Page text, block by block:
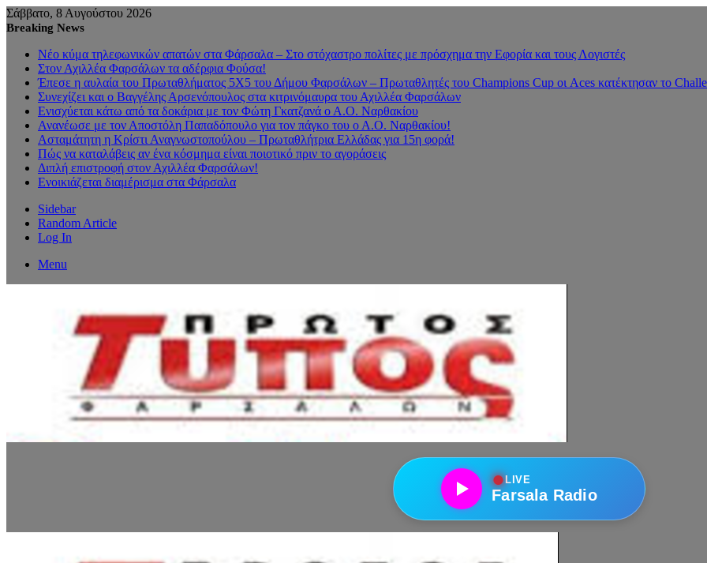
Σάββατο, 8 Αυγούστου 2026
Breaking News
Νέο κύμα τηλεφωνικών απατών στα Φάρσαλα – Στο στόχαστρο πολίτες με πρόσχημα την Εφορία και τους Λογιστές
Στον Αχιλλέα Φαρσάλων τα αδέρφια Φούσα!
Έπεσε η αυλαία του Πρωταθλήματος 5Χ5 του Δήμου Φαρσάλων – Πρωταθλητές του Champions Cup οι Aces κατέκτησαν το
Συνεχίζει και ο Βαγγέλης Αρσενόπουλος στα κιτρινόμαυρα του Αχιλλέα Φαρσάλων
Ενισχύεται κάτω από τα δοκάρια με τον Φώτη Γκατζανά ο Α.Ο. Ναρθακίου
Ανανέωσε με τον Αποστόλη Παπαδόπουλο για τον πάγκο του ο Α.Ο. Ναρθακίου!
Ασταμάτητη η Κρίστι Αναγνωστοπούλου – Πρωταθλήτρια Ελλάδας για 15η φορά!
Πώς να καταλάβεις αν ένα κόσμημα είναι ποιοτικό πριν το αγοράσεις
Διπλή επιστροφή στον Αχιλλέα Φαρσάλων!
Ενοικιάζεται διαμέρισμα στα Φάρσαλα
Sidebar
Random Article
Log In
Menu
●LIVE
Farsala Radio